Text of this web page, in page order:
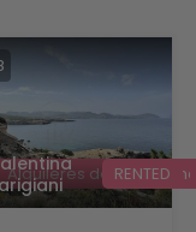
Alquileres deRENTED